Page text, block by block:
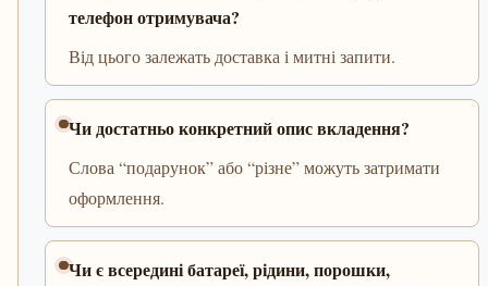
телефон отримувача?
Від цього залежать доставка і митні запити.
Чи достатньо конкретний опис вкладення?
Слова “подарунок” або “різне” можуть затримати
оформлення.
Чи є всередині батареї, рідини, порошки,